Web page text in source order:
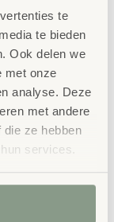
te
te bieden
Ook delen we
met onze
analyse. Deze
met andere
ze hebben
services.